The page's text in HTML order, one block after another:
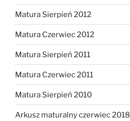
Matura Sierpień 2012
Matura Czerwiec 2012
Matura Sierpień 2011
Matura Czerwiec 2011
Matura Sierpień 2010
Arkusz maturalny czerwiec 2018